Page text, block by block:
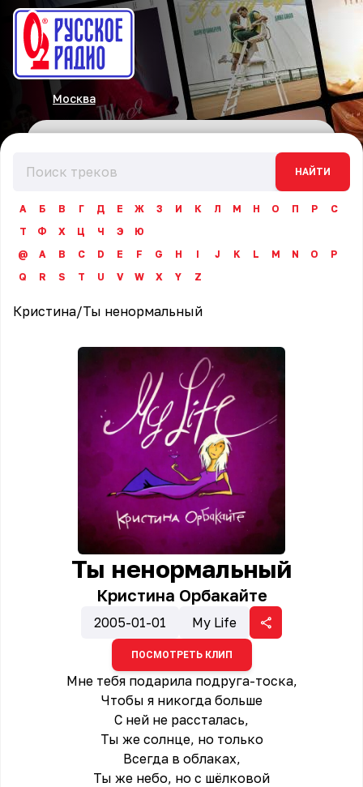
Москва
НАЙТИ
А Б В Г Д Е Ж З И К Л М Н О П Р
С
Т
Ф Х Ц Ч Э
Ю
@
A B C D E F G H I J K L M N O
P
Q
R S T U V W X Y Z
Кристина/Ты ненормальный
Ты ненормальный
Кристина Орбакайте
2005-01-01 My Life
ПОСМОТРЕТЬ КЛИП
Мне тебя подарила подруга-тоска,
Чтобы я никогда больше
С ней не рассталась,
Ты же солнце, но только
Всегда в облаках,
Ты же небо, но с шёлковой